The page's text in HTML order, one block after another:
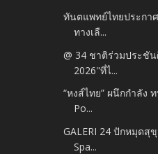
ทันตแพทย์ไทยประกา
ทางเลื...
@ 34 ชาติร่วมประชัน
2026"ที่ไ...
“หงส์ไทย” ผนึกกำลัง
Po...
GALERI 24 ปักหมุดสุ
Spa...